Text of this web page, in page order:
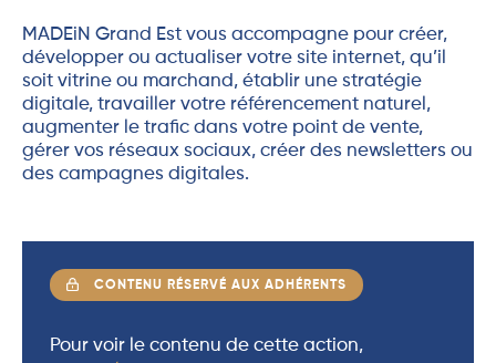
MADEiN Grand Est vous accompagne pour créer,
développer ou actualiser votre site internet, qu’il
soit vitrine ou marchand, établir une stratégie
digitale, travailler votre référencement naturel,
augmenter le trafic dans votre point de vente,
gérer vos réseaux sociaux, créer des newsletters ou
des campagnes digitales.
CONTENU RÉSERVÉ AUX ADHÉRENTS
Pour voir le contenu de cette action,